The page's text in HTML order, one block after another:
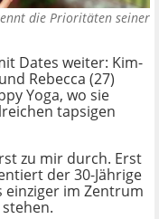
die Prioritäten seiner
Dates weiter: Kim-
Rebecca (27)
Yoga, wo sie
tapsigen
zu mir durch. Erst
der 30-Jährige
einziger im Zentrum